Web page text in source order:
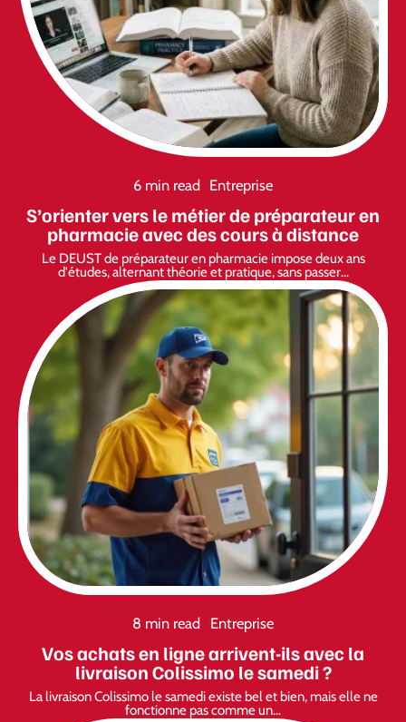
6 min read Entreprise
S’orienter vers le métier de préparateur en
pharmacie avec des cours à distance
Le DEUST de préparateur en pharmacie impose deux ans
d'études, alternant théorie et pratique, sans passer…
8 min read Entreprise
Vos achats en ligne arrivent-ils avec la
livraison Colissimo le samedi ?
La livraison Colissimo le samedi existe bel et bien, mais elle ne
fonctionne pas comme un…